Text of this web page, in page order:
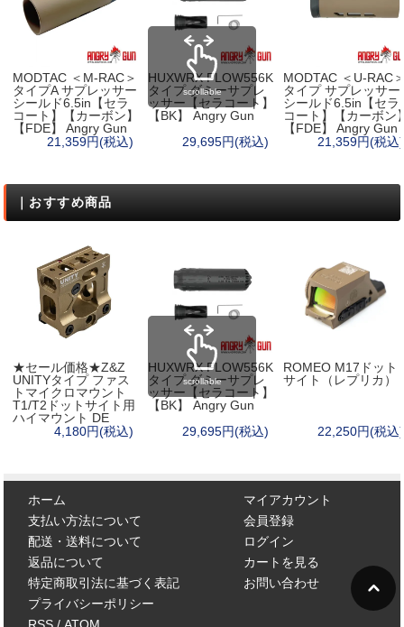
MODTAC ＜M-RAC＞
タイプA サプレッサー
シールド6.5in【セラ
コート】【カーボン】
【FDE】 Angry Gun
21,359円(税込)
HUXWRX FLOW556K
タイプ ダミーサプレ
ッサー【セラコート】
【BK】 Angry Gun
29,695円(税込)
MODTAC ＜U-RAC
タイプ サプレッサー
シールド6.5in【セラ
コート】【カーボン
【FDE】 Angry Gun
21,359円(税込)
scrollable
｜おすすめ商品
★セール価格★Z&Z
UNITYタイプ ファス
トマイクロマウント
T1/T2ドットサイト用
ハイマウント DE
4,180円(税込)
HUXWRX FLOW556K
タイプ ダミーサプレ
ッサー【セラコート】
【BK】 Angry Gun
29,695円(税込)
ROMEO M17ドット
サイト（レプリカ）
22,250円(税込)
scrollable
ホーム
支払い方法について
配送・送料について
返品について
特定商取引法に基づく表記
プライバシーポリシー
マイアカウント
会員登録
ログイン
カートを見る
お問い合わせ